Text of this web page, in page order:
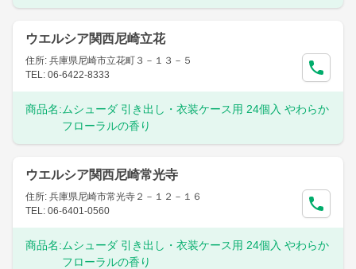
ウエルシア関西尼崎立花
住所: 兵庫県尼崎市立花町３－１３－５
TEL: 06-6422-8333
商品名: ムシューダ 引き出し・衣装ケース用 24個入 やわらか
フローラルの香り
ウエルシア関西尼崎常光寺
住所: 兵庫県尼崎市常光寺２－１２－１６
TEL: 06-6401-0560
商品名: ムシューダ 引き出し・衣装ケース用 24個入 やわらか
フローラルの香り